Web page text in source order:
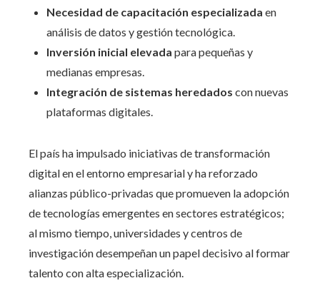
Necesidad de capacitación especializada en
análisis de datos y gestión tecnológica.
Inversión inicial elevada para pequeñas y
medianas empresas.
Integración de sistemas heredados con nuevas
plataformas digitales.
El país ha impulsado iniciativas de transformación
digital en el entorno empresarial y ha reforzado
alianzas público-privadas que promueven la adopción
de tecnologías emergentes en sectores estratégicos;
al mismo tiempo, universidades y centros de
investigación desempeñan un papel decisivo al formar
talento con alta especialización.